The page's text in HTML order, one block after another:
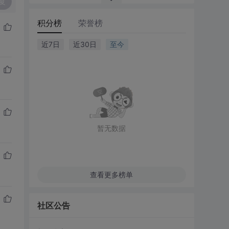
积分榜 荣誉榜
近7日 近30日 至今
暂无数据
查看更多榜单
社区公告